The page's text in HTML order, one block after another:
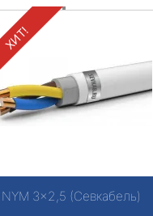
ХИТ!
NYM 3x2,5 (Севкабель)